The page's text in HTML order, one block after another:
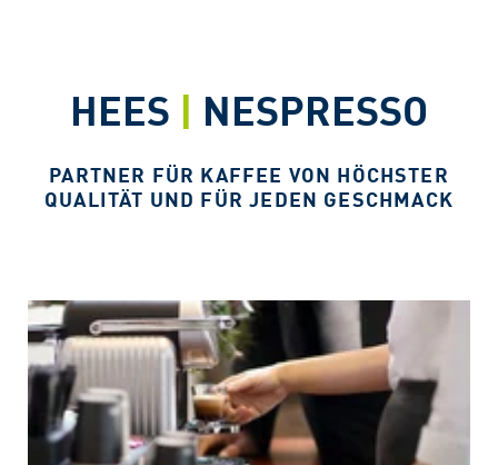
HEES | NESPRESSO
PARTNER FÜR KAFFEE VON HÖCHSTER
QUALITÄT UND FÜR JEDEN GESCHMACK